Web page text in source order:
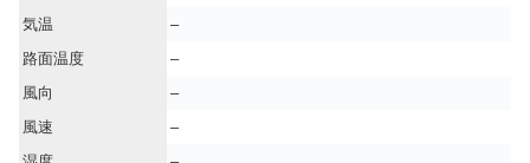
気温
–
路面温度
–
風向
–
風速
–